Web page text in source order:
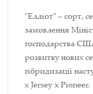
"Елліот" – сорт,
замовлення
господарства
розвитку нових
гібридизації
x Jersey x Pioneer.